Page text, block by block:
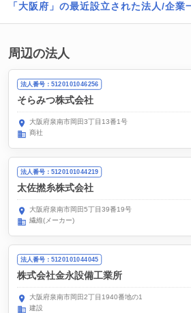
「大阪府」の最近設立された法人/企業
周辺の法人
法人番号：5120101046256
そらみつ株式会社
大阪府泉南市岡田3丁目13番1号
商社
法人番号：5120101044219
太佐撚糸株式会社
大阪府泉南市岡田5丁目39番19号
繊維(メーカー)
法人番号：5120101044045
株式会社金永設備工業所
大阪府泉南市岡田2丁目1940番地の1
建設